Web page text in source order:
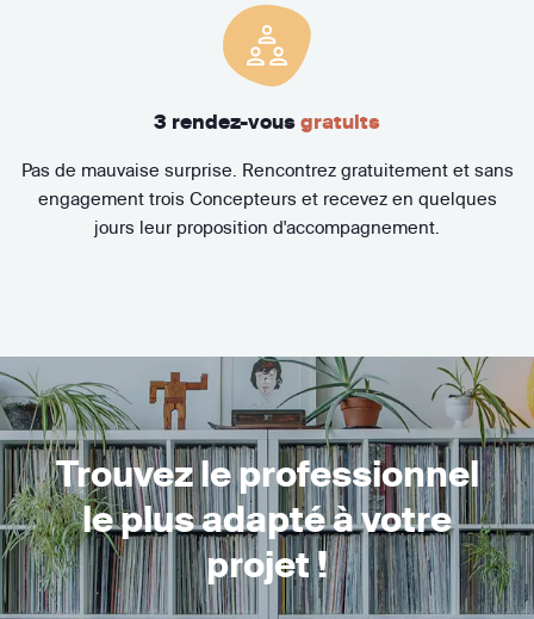
3 rendez-vous gratuits
Pas de mauvaise surprise. Rencontrez gratuitement et sans
engagement trois Concepteurs et recevez en quelques
jours leur proposition d'accompagnement.
Trouvez le professionnel
le plus adapté à votre
projet !